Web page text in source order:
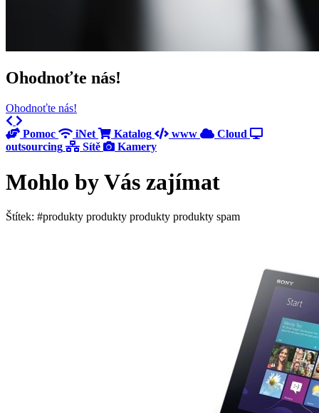
Ohodnoťte nás!
Ohodnoťte nás!
Previous
Pomoc
iNet Katalog www
Cloud
outsourcing
Sítě Kamery
Mohlo by Vás zajímat
Štítek: #produkty produkty produkty produkty spam